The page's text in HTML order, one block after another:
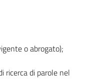
o abrogato);
ricerca di parole nel